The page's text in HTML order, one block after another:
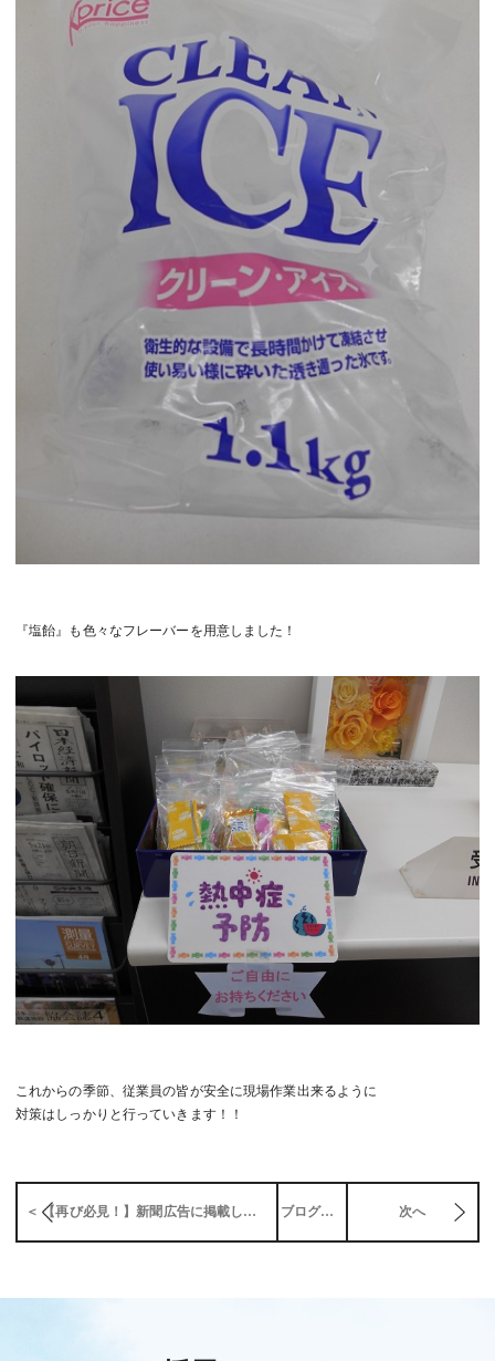
『塩飴』も色々なフレーバーを用意しました！
これからの季節、従業員の皆が安全に現場作業出来るように
対策はしっかりと行っていきます！！
＜ 【再び必見！】新聞広告に掲載しました ブログ一覧 次へ